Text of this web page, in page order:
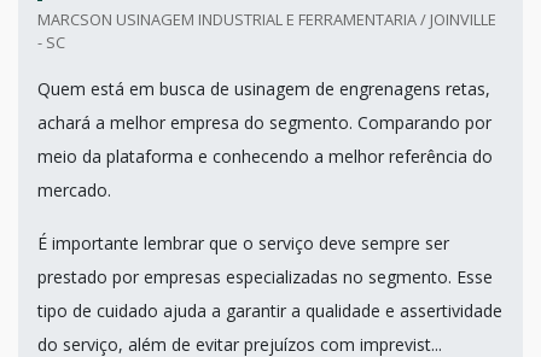
MARCSON USINAGEM INDUSTRIAL E FERRAMENTARIA / JOINVILLE
- SC
Quem está em busca de usinagem de engrenagens retas,
achará a melhor empresa do segmento. Comparando por
meio da plataforma e conhecendo a melhor referência do
mercado.
É importante lembrar que o serviço deve sempre ser
prestado por empresas especializadas no segmento. Esse
tipo de cuidado ajuda a garantir a qualidade e assertividade
do serviço, além de evitar prejuízos com imprevist...